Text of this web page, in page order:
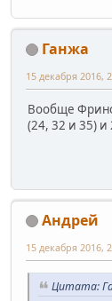
Ганжа
15 декабря 2016,
Вообще
(24, 32 и 35)
Андрей
15 декабря 2016,
Цитата: